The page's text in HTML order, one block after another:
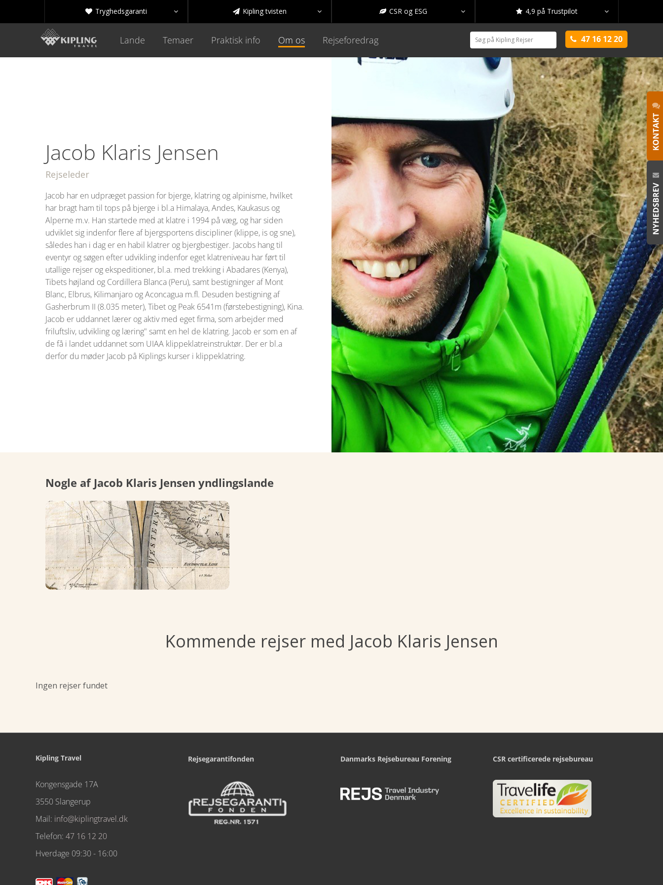
 Tryghedsgaranti   Kipling tvisten   CSR og ESG   4,9 på Trustpilot 
Lande Temaer Praktisk info Om os Rejseforedrag  47 16 12 20
Jacob Klaris Jensen
Rejseleder
Jacob har en udpræget passion for bjerge, klatring og alpinisme, hvilket
har bragt ham til tops på bjerge i bl.a Himalaya, Andes, Kaukasus og
Alperne m.v. Han startede med at klatre i 1994 på væg, og har siden
udviklet sig indenfor flere af bjergsportens discipliner (klippe, is og sne),
således han i dag er en habil klatrer og bjergbestiger. Jacobs hang til
eventyr og søgen efter udvikling indenfor eget klatreniveau har ført til
utallige rejser og ekspeditioner, bl.a. med trekking i Abadares (Kenya),
Tibets højland og Cordillera Blanca (Peru), samt bestigninger af Mont
Blanc, Elbrus, Kilimanjaro og Aconcagua m.fl. Desuden bestigning af
Gasherbrum II (8.035 meter), Tibet og Peak 6541m (førstebestigning), Kina.
Jacob er uddannet lærer og aktiv med eget firma, som arbejder med
friluftsliv, udvikling og læring" samt en hel de klatring. Jacob er som en af
de få i landet uddannet som UIAA klippeklatreinstruktør. Der er bl.a
derfor du møder Jacob på Kiplings kurser i klippeklatring.
Nogle af Jacob Klaris Jensen yndlingslande
Kommende rejser med Jacob Klaris Jensen
Ingen rejser fundet
Kipling Travel
Kongensgade 17A
3550 Slangerup
Mail: info@kiplingtravel.dk
Telefon: 47 16 12 20
Hverdage 09:30 - 16:00
Rejsegarantifonden Danmarks Rejsebureau Forening CSR certificerede rejsebureau